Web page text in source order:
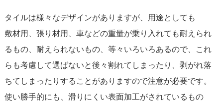
タイルは様々なデザインがありますが、用途としても
敷材用、張り材用、車などの重量が乗り入れても耐えられ
るもの、耐えられないもの、等々いろいろあるので、これ
らも考慮して選ばないと後々割れてしまったり、剥がれ落
ちてしまったりすることがありますので注意が必要です。
使い勝手的にも、滑りにくい表面加工がされているもの